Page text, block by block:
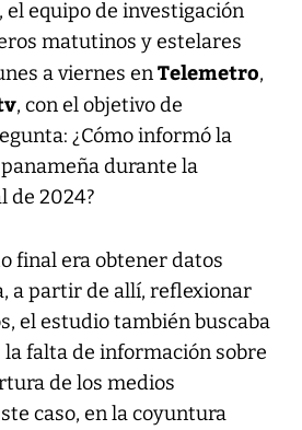
equipo de investigación
matutinos y estelares
a viernes enTelemetro,
, con el objetivo de
¿Cómo informó la
durante la
de 2024?
final era obtener datos
a partir de allí, reflexionar
el estudio también buscaba
falta de información sobre
de los medios
caso, en la coyuntura